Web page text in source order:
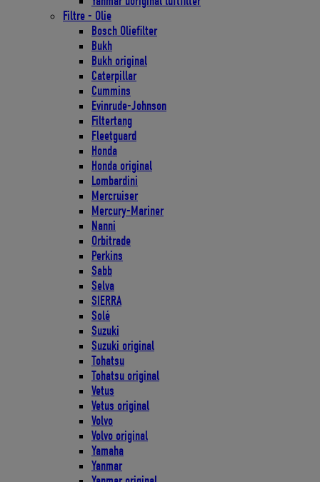
Filtre - Olie
Bosch Oliefilter
Bukh
Bukh original
Caterpillar
Cummins
Evinrude-Johnson
Filtertang
Fleetguard
Honda
Honda original
Lombardini
Mercruiser
Mercury-Mariner
Nanni
Orbitrade
Perkins
Sabb
Selva
SIERRA
Solé
Suzuki
Suzuki original
Tohatsu
Tohatsu original
Vetus
Vetus original
Volvo
Volvo original
Yamaha
Yanmar